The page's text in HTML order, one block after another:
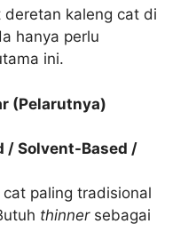
kaleng cat di
hanya perlu
ini.
(Pelarutnya)
/ Solvent-Based /
cat paling tradisional
thinnersebagai